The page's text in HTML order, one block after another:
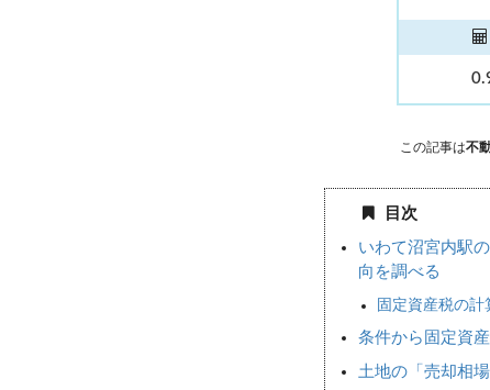
この記事は不
目次
いわて沼宮内駅
向を調べる
固定資産税の計
条件から固定資
土地の「売却相